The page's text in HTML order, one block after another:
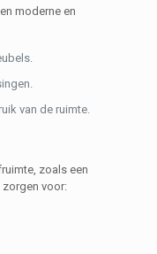
moderne en
van de ruimte.
zoals een
zorgen voor: